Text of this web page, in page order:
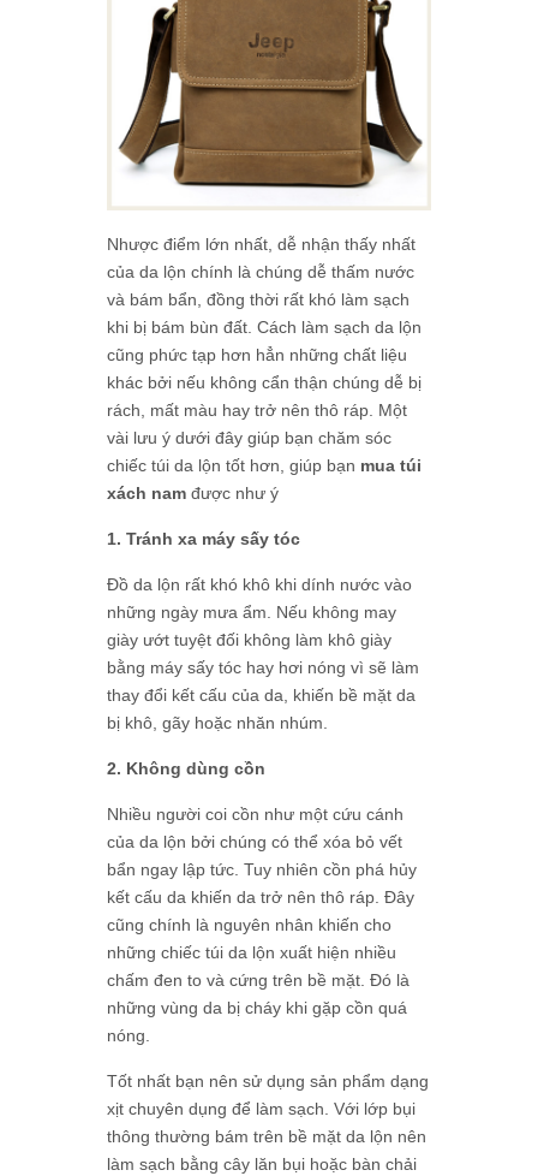
Nhược điểm lớn nhất, dễ nhận thấy nhất
của da lộn chính là chúng dễ thấm nước
và bám bẩn, đồng thời rất khó làm sạch
khi bị bám bùn đất. Cách làm sạch da lộn
cũng phức tạp hơn hẳn những chất liệu
khác bởi nếu không cẩn thận chúng dễ bị
rách, mất màu hay trở nên thô ráp. Một
vài lưu ý dưới đây giúp bạn chăm sóc
chiếc túi da lộn tốt hơn, giúp bạn mua túi
xách nam được như ý
1. Tránh xa máy sấy tóc
Đồ da lộn rất khó khô khi dính nước vào
những ngày mưa ẩm. Nếu không may
giày ướt tuyệt đối không làm khô giày
bằng máy sấy tóc hay hơi nóng vì sẽ làm
thay đổi kết cấu của da, khiến bề mặt da
bị khô, gãy hoặc nhăn nhúm.
2. Không dùng cồn
Nhiều người coi cồn như một cứu cánh
của da lộn bởi chúng có thể xóa bỏ vết
bẩn ngay lập tức. Tuy nhiên cồn phá hủy
kết cấu da khiến da trở nên thô ráp. Đây
cũng chính là nguyên nhân khiến cho
những chiếc túi da lộn xuất hiện nhiều
chấm đen to và cứng trên bề mặt. Đó là
những vùng da bị cháy khi gặp cồn quá
nóng.
Tốt nhất bạn nên sử dụng sản phẩm dạng
xịt chuyên dụng để làm sạch. Với lớp bụi
thông thường bám trên bề mặt da lộn nên
làm sạch bằng cây lăn bụi hoặc bàn chải